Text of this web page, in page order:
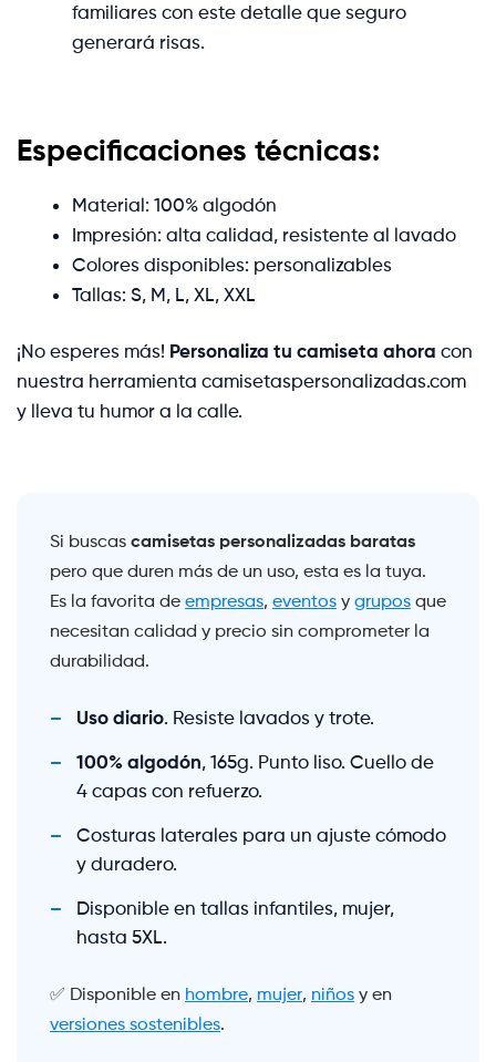
familiares con este detalle que seguro
generará risas.
Especificaciones técnicas:
Material: 100% algodón
Impresión: alta calidad, resistente al lavado
Colores disponibles: personalizables
Tallas: S, M, L, XL, XXL
¡No esperes más! Personaliza tu camiseta ahora con
nuestra herramienta camisetaspersonalizadas.com
y lleva tu humor a la calle.
Si buscas camisetas personalizadas baratas
pero que duren más de un uso, esta es la tuya.
Es la favorita de empresas, eventos y grupos que
necesitan calidad y precio sin comprometer la
durabilidad.
Uso diario. Resiste lavados y trote.
100% algodón, 165g. Punto liso. Cuello de
4 capas con refuerzo.
Costuras laterales para un ajuste cómodo
y duradero.
Disponible en tallas infantiles, mujer,
hasta 5XL.
✅ Disponible en hombre, mujer, niños y en
versiones sostenibles.